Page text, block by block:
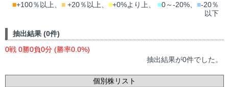
■+100％以上、 ■ +20％以上、 ■+0%より上、 ■0～-20%、 ■-20％
以下
抽出結果 (0件)
0戦 0勝0負0分 (勝率0.0%)
抽出結果が0件でした。
個別株リスト